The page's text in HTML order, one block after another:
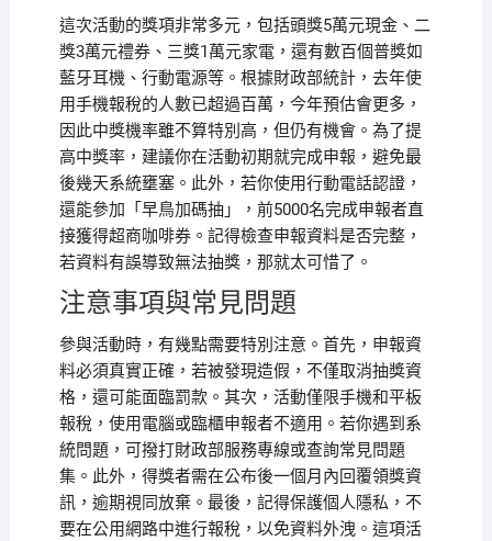
這次活動的獎項非常多元，包括頭獎5萬元現金、二
獎3萬元禮券、三獎1萬元家電，還有數百個普獎如
藍牙耳機、行動電源等。根據財政部統計，去年使
用手機報稅的人數已超過百萬，今年預估會更多，
因此中獎機率雖不算特別高，但仍有機會。為了提
高中獎率，建議你在活動初期就完成申報，避免最
後幾天系統壅塞。此外，若你使用行動電話認證，
還能參加「早鳥加碼抽」，前5000名完成申報者直
接獲得超商咖啡券。記得檢查申報資料是否完整，
若資料有誤導致無法抽獎，那就太可惜了。
注意事項與常見問題
參與活動時，有幾點需要特別注意。首先，申報資
料必須真實正確，若被發現造假，不僅取消抽獎資
格，還可能面臨罰款。其次，活動僅限手機和平板
報稅，使用電腦或臨櫃申報者不適用。若你遇到系
統問題，可撥打財政部服務專線或查詢常見問題
集。此外，得獎者需在公布後一個月內回覆領獎資
訊，逾期視同放棄。最後，記得保護個人隱私，不
要在公用網路中進行報稅，以免資料外洩。這項活